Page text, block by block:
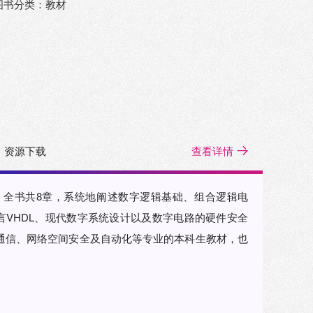
书分类：教材
资源下载 查看详情
书共8章，系统地阐述数字逻辑基础、组合逻辑电
、现代数字系统设计以及数字电路的硬件安全
、网络空间安全及自动化等专业的本科生教材，也